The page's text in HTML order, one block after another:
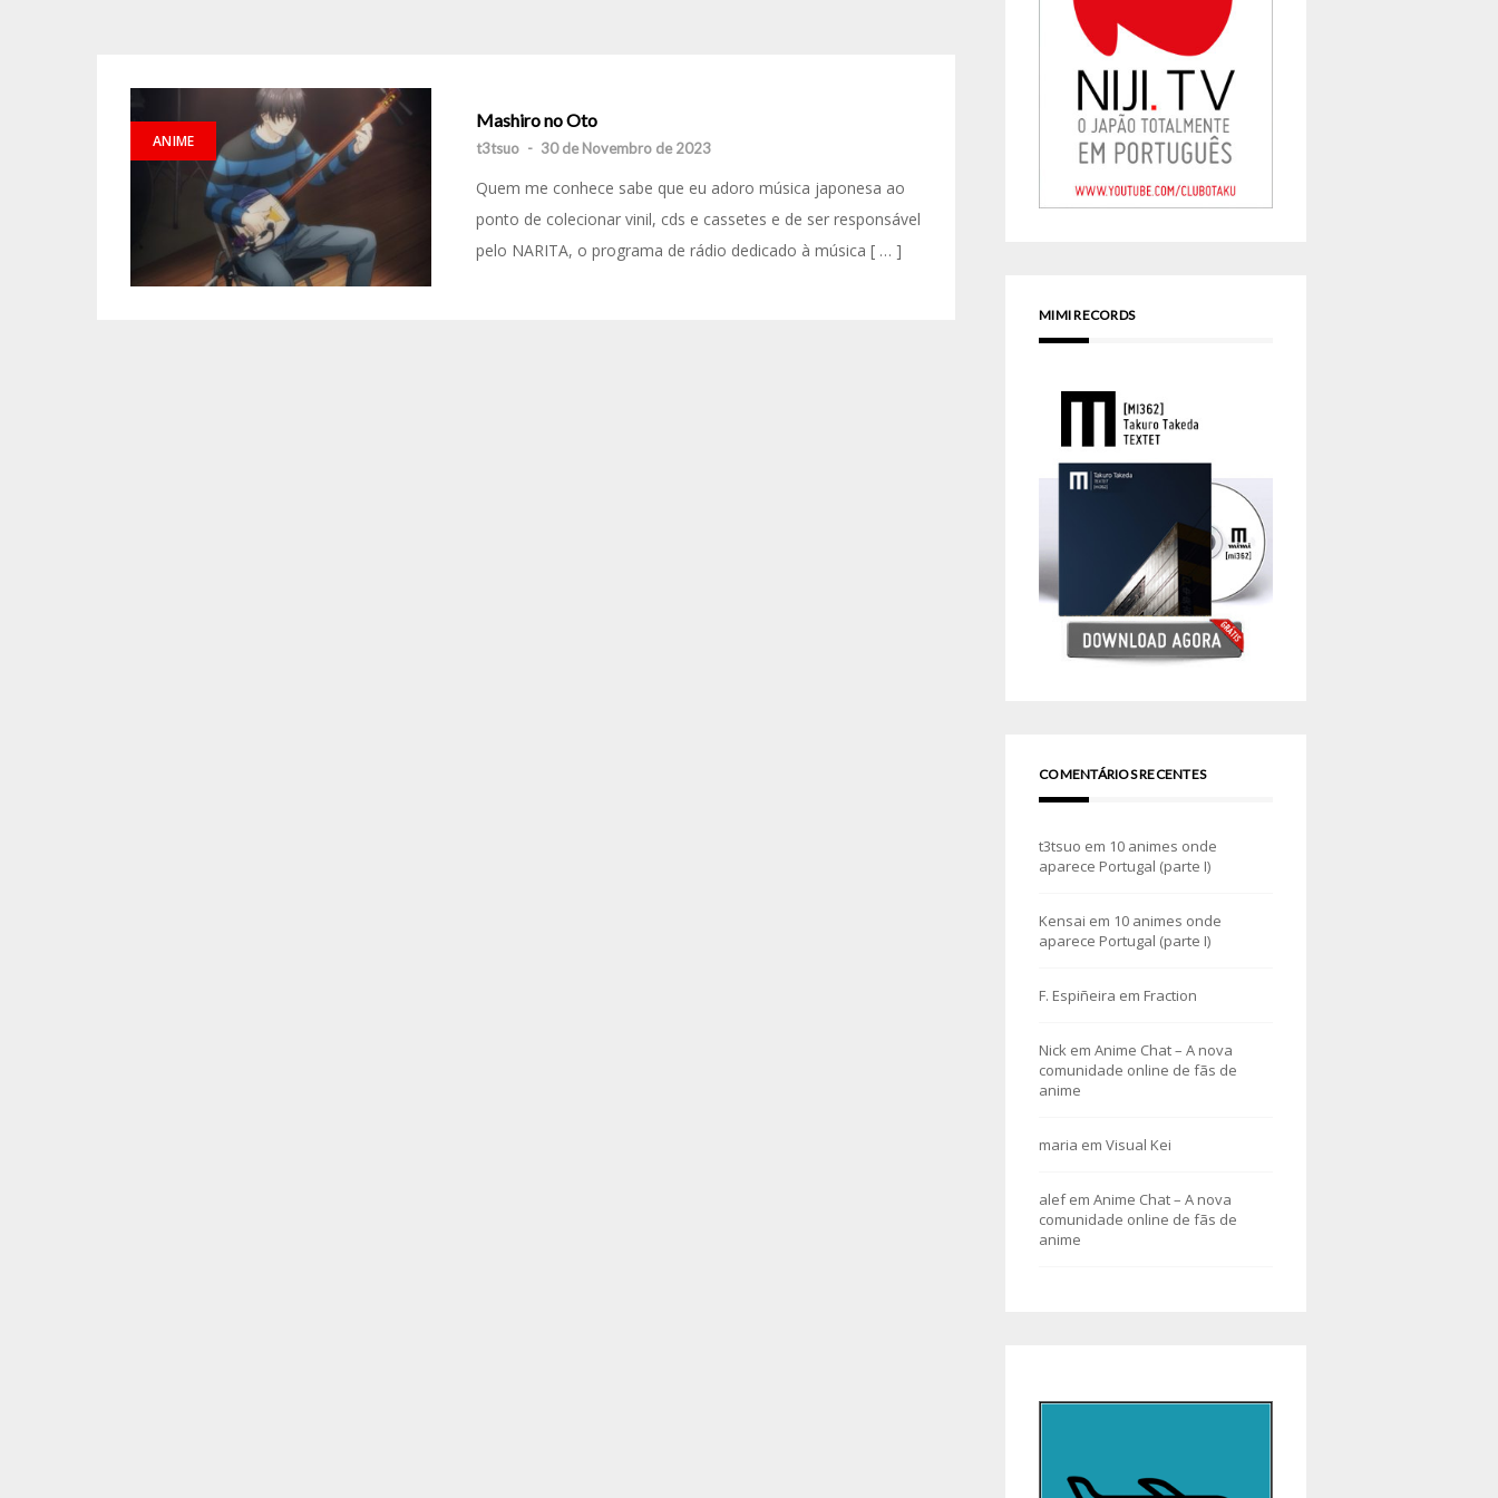
ANIME
Mashiro no Oto
t3tsuo - 30 de Novembro de 2023
Quem me conhece sabe que eu adoro música japonesa ao
ponto de colecionar vinil, cds e cassetes e de ser responsável
pelo NARITA, o programa de rádio dedicado à música [ … ]
MIMI RECORDS
COMENTÁRIOS RECENTES
t3tsuo em 10 animes onde
aparece Portugal (parte I)
Kensai em 10 animes onde
aparece Portugal (parte I)
F. Espiñeira em Fraction
Nick em Anime Chat – A nova
comunidade online de fãs de
anime
maria em Visual Kei
alefem Anime Chat – A nova
comunidade online de fãs de
anime